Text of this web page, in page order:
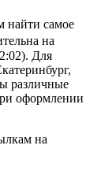
найти самое
на
Для
различные
оформлении
на